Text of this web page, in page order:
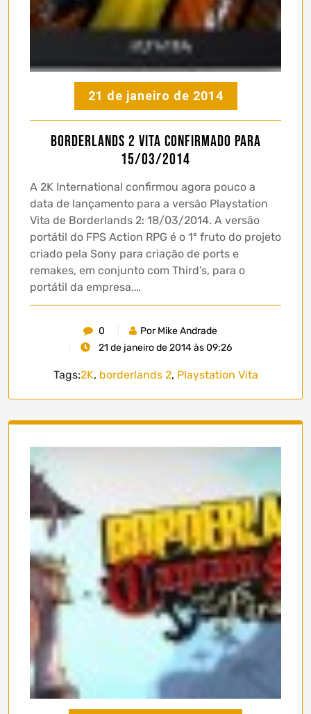
21 de janeiro de 2014
Borderlands 2 Vita confirmado para
15/03/2014
A 2K International confirmou agora pouco a
data de lançamento para a versão Playstation
Vita de Borderlands 2: 18/03/2014. A versão
portátil do FPS Action RPG é o 1º fruto do projeto
criado pela Sony para criação de ports e
remakes, em conjunto com Third’s, para o
portátil da empresa.…
0
Por Mike Andrade
21 de janeiro de 2014 às 09:26
Tags:2K, borderlands 2, Playstation Vita